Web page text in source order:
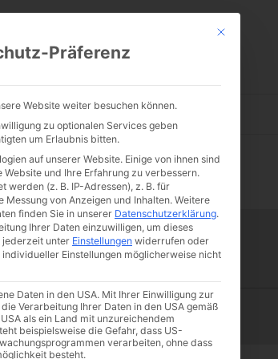
FRÖMMIGKEIT TRADITION
vitae Katholische Kirche
Mit diesem
Präferenz
Website weiter besuchen können.
zu optionalen Services geben
um Erlaubnis bitten.
auf unserer Website. Einige von ihnen sind
und Ihre Erfahrung zu verbessern.
werden (z. B. IP-Adressen), z. B. für
von Anzeigen und Inhalten.Weitere
finden Sie in unserer Datenschutzerklärung.
Ihrer Daten einzuwilligen, um dieses
jederzeit unter Einstellungen widerrufen oder
Einstellungen möglicherweise nicht
Daten in den USA. Mit Ihrer Einwilligung zur
Verarbeitung Ihrer Daten in den USA gemäß
als ein Land mit unzureichendem
beispielsweise die Gefahr, dass US-
verarbeiten, ohne dass
besteht.